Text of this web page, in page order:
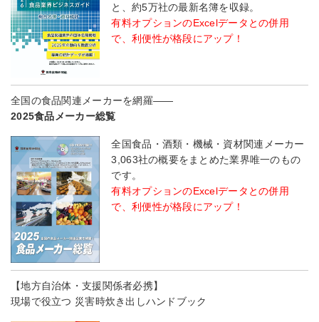
と、約5万社の最新名簿を収録。
有料オプションのExcelデータとの併用
で、利便性が格段にアップ！
全国の食品関連メーカーを網羅――
2025食品メーカー総覧
全国食品・酒類・機械・資材関連メーカー
3,063社の概要をまとめた業界唯一のもの
です。
有料オプションのExcelデータとの併用
で、利便性が格段にアップ！
【地方自治体・支援関係者必携】
現場で役立つ 災害時炊き出しハンドブック